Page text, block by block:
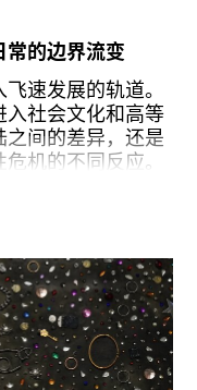
这次的走，跑，
。但细节中会有
墙怎么看时间，
时间。这次做完
，写在墙上。7是
走了21天，1649
，总共走了
首。数字能将行
，比如我们跑步，
据化。
常的边界流变
速发展的轨道。
入社会文化和高等
间的差异，还是
机的不同反应。
或多或少在教学范
例如，李燎的“劳
市郑国谷美术馆”
资本绩效体系，或
身与珠三角极度城